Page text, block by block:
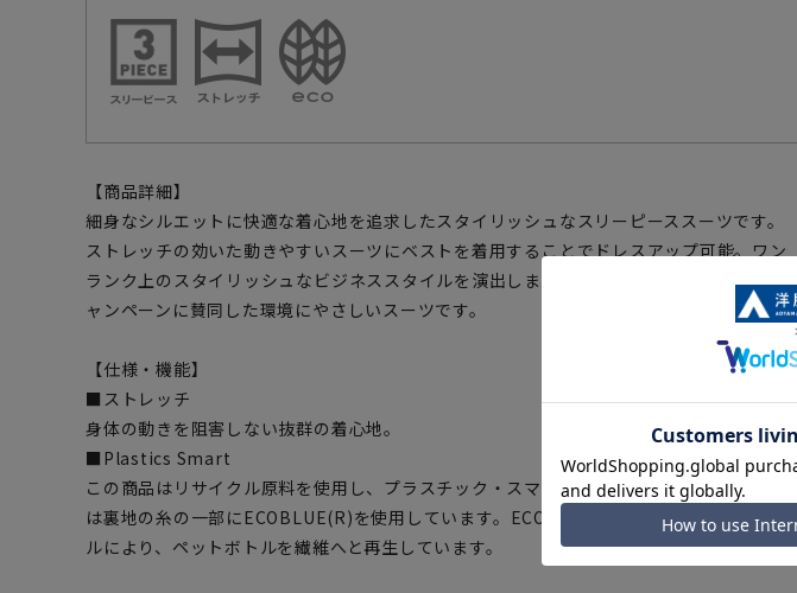
【商品詳細】
細身なシルエットに快適な着心地を追求したスタイリッシュなスリーピーススーツです。
ストレッチの効いた動きやすいスーツにベストを着用することでドレスアップ可能。ワン
ランク上のスタイリッシュなビジネススタイルを演出します。また『Plastics Smart』キ
ャンペーンに賛同した環境にやさしいスーツです。
【仕様・機能】
■ストレッチ
身体の動きを阻害しない抜群の着心地。
■Plastics Smart
この商品はリサイクル原料を使用し、プラスチック・スマートに賛同しています。当製品
は裏地の糸の一部にECOBLUE(R)を使用しています。ECOBLUE(R)はマテリアルリサイク
ルにより、ペットボトルを繊維へと再生しています。